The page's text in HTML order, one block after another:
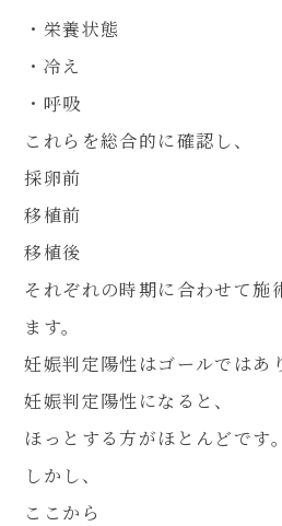
・栄養状態
・冷え
・呼吸
これらを総合的に確認し、
採卵前
移植前
移植後
それぞれの時期に合わせて施
ます。
妊娠判定陽性はゴールではあ
妊娠判定陽性になると、
ほっとする方がほとんどです。
しかし、
ここから